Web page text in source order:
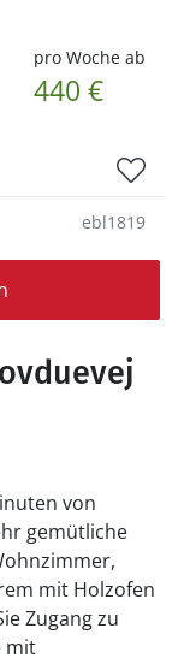
pro Woche ab
440 €
ebl1819
von
gemütliche
mit Holzofen
Zugang zu
mit